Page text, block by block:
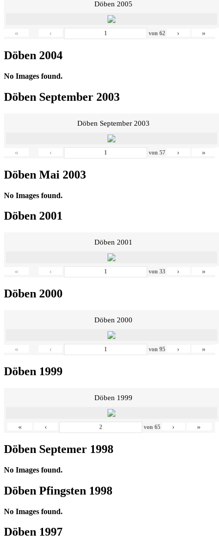
Döben 2005
« ‹ von 62 › »
Döben 2004
No Images found.
Döben September 2003
Döben September 2003
« ‹ von 57 › »
Döben Mai 2003
No Images found.
Döben 2001
Döben 2001
« ‹ von 33 › »
Döben 2000
Döben 2000
« ‹ von 95 › »
Döben 1999
Döben 1999
« ‹ von 65 › »
Döben Septemer 1998
No Images found.
Döben Pfingsten 1998
No Images found.
Döben 1997